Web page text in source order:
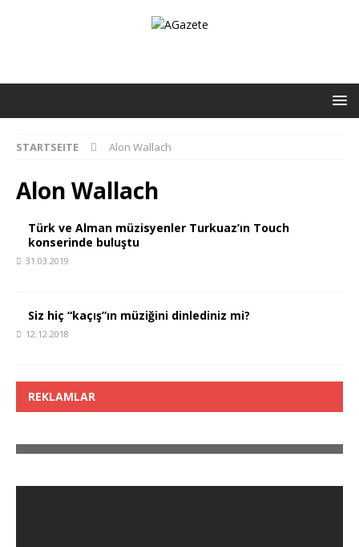
STARTSEITE Alon Wallach
Alon Wallach
Türk ve Alman müzisyenler Turkuaz’ın Touch
konserinde buluştu
31.03.2019
Siz hiç “kaçış”ın müziğini dinlediniz mi?
12.12.2018
REKLAMLAR